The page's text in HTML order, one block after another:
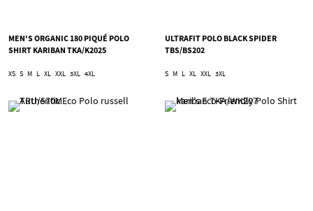
MEN'S ORGANIC 180 PIQUÉ POLO
SHIRT KARIBAN TKA/K2025
XS S M L XL XXL 3XL 4XL
ULTRAFIT POLO BLACK SPIDER
TBS/BS202
S M L XL XXL 3XL